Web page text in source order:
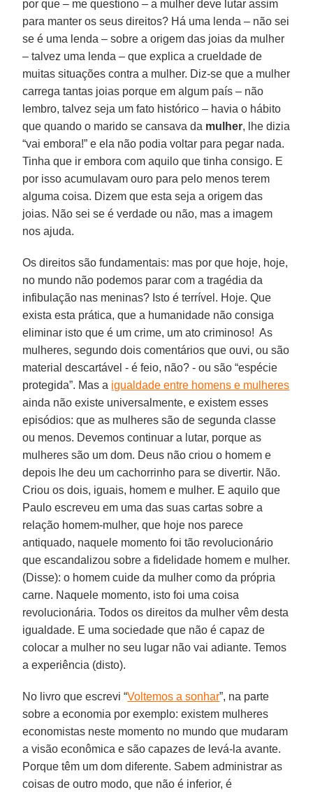
por que – me questiono – a mulher deve lutar assim
para manter os seus direitos? Há uma lenda – não sei
se é uma lenda – sobre a origem das joias da mulher
– talvez uma lenda – que explica a crueldade de
muitas situações contra a mulher. Diz-se que a mulher
carrega tantas joias porque em algum país – não
lembro, talvez seja um fato histórico – havia o hábito
que quando o marido se cansava da mulher, lhe dizia
“vai embora!” e ela não podia voltar para pegar nada.
Tinha que ir embora com aquilo que tinha consigo. E
por isso acumulavam ouro para pelo menos terem
alguma coisa. Dizem que esta seja a origem das
joias. Não sei se é verdade ou não, mas a imagem
nos ajuda.
Os direitos são fundamentais: mas por que hoje, hoje,
no mundo não podemos parar com a tragédia da
infibulação nas meninas? Isto é terrível. Hoje. Que
exista esta prática, que a humanidade não consiga
eliminar isto que é um crime, um ato criminoso! As
mulheres, segundo dois comentários que ouvi, ou são
material descartável - é feio, não? - ou são “espécie
protegida”. Mas a igualdade entre homens e mulheres
ainda não existe universalmente, e existem esses
episódios: que as mulheres são de segunda classe
ou menos. Devemos continuar a lutar, porque as
mulheres são um dom. Deus não criou o homem e
depois lhe deu um cachorrinho para se divertir. Não.
Criou os dois, iguais, homem e mulher. E aquilo que
Paulo escreveu em uma das suas cartas sobre a
relação homem-mulher, que hoje nos parece
antiquado, naquele momento foi tão revolucionário
que escandalizou sobre a fidelidade homem e mulher.
(Disse): o homem cuide da mulher como da própria
carne. Naquele momento, isto foi uma coisa
revolucionária. Todos os direitos da mulher vêm desta
igualdade. E uma sociedade que não é capaz de
colocar a mulher no seu lugar não vai adiante. Temos
a experiência (disto).
No livro que escrevi “Voltemos a sonhar”, na parte
sobre a economia por exemplo: existem mulheres
economistas neste momento no mundo que mudaram
a visão econômica e são capazes de levá-la avante.
Porque têm um dom diferente. Sabem administrar as
coisas de outro modo, que não é inferior, é